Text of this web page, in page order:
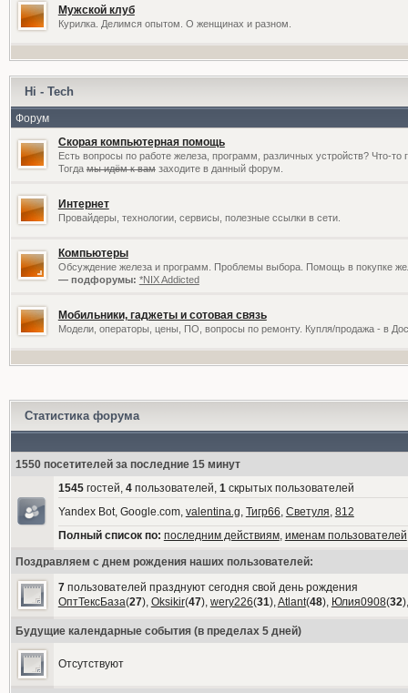
Мужской клуб
Курилка. Делимся опытом. О женщинах и разном.
Hi - Tech
Форум
Скорая компьютерная помощь
Есть вопросы по работе железа, программ, различных устройств? Что-то
Тогдамы идём к вамзаходите в данный форум.
Интернет
Провайдеры, технологии, сервисы, полезные ссылки в сети.
Компьютеры
Обсуждение железа и программ. Проблемы выбора. Помощь в покупке
— подфорумы: *NIX Addicted
Мобильники, гаджеты и сотовая связь
Модели, операторы, цены, ПО, вопросы по ремонту. Купля/продажа - в
Статистика форума
1550 посетителей за последние 15 минут
1545гостей, 4пользователей, 1скрытых пользователей
Yandex Bot, Google.com, valentina.g, Тигр66, Светуля, 812
Полный список по: последним действиям, именам пользователей
Поздравляем с днем рождения наших пользователей:
7пользователей празднуют сегодня свой день рождения
ОптТексБаза(27), Oksikir(47), wery226(31),Atlant(48), Юлия0908(32
Будущие календарные события (в пределах 5 дней)
Отсутствуют